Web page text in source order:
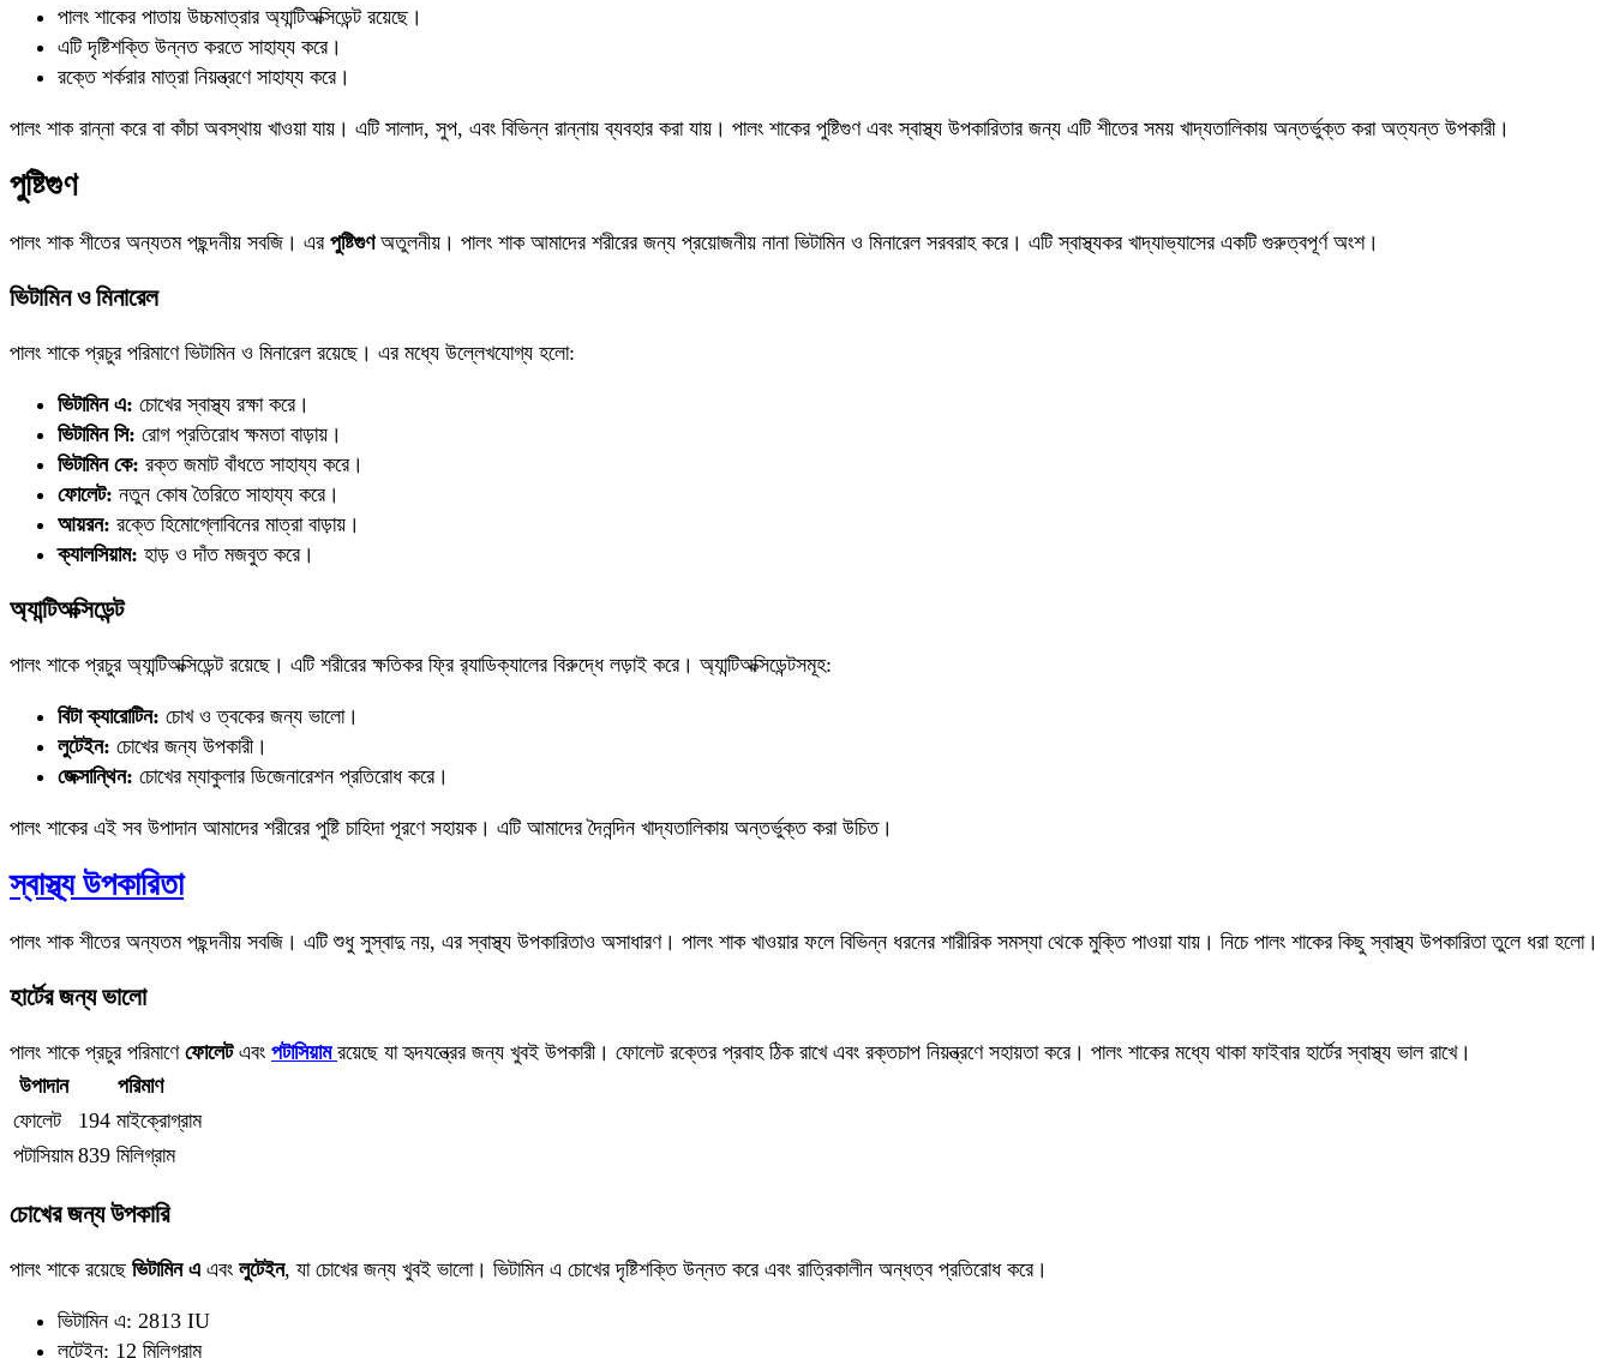
পালং শাকের পাতায় উচ্চমাত্রার অ্যান্টিঅক্সিডেন্ট রয়েছে।
এটি দৃষ্টিশক্তি উন্নত করতে সাহায্য করে।
রক্তে শর্করার মাত্রা নিয়ন্ত্রণে সাহায্য করে।
পালং শাক রান্না করে বা কাঁচা অবস্থায় খাওয়া যায়। এটি সালাদ, সুপ, এবং বিভিন্ন রান্নায় ব্যবহার করা যায়। পালং শাকের পুষ্টিগুণ এবং স্বাস্থ্য উপকারিতার জন্য এটি শীতের সময় খাদ্যতালিকায় অন্তর্ভুক্ত করা অত্যন্ত উপকারী।
পুষ্টিগুণ
পালং শাক শীতের অন্যতম পছন্দনীয় সবজি। এর পুষ্টিগুণঅতুলনীয়। পালং শাক আমাদের শরীরের জন্য প্রয়োজনীয় নানা ভিটামিন ও মিনারেল সরবরাহ করে। এটি স্বাস্থ্যকর খাদ্যাভ্যাসের একটি গুরুত্বপূর্ণ অংশ।
ভিটামিন ও মিনারেল
পালং শাকে প্রচুর পরিমাণে ভিটামিন ও মিনারেল রয়েছে। এর মধ্যে উল্লেখযোগ্য হলো:
ভিটামিন এ: চোখের স্বাস্থ্য রক্ষা করে।
ভিটামিন সি: রোগ প্রতিরোধ ক্ষমতা বাড়ায়।
ভিটামিন কে: রক্ত জমাট বাঁধতে সাহায্য করে।
ফোলেট: নতুন কোষ তৈরিতে সাহায্য করে।
আয়রন: রক্তে হিমোগ্লোবিনের মাত্রা বাড়ায়।
ক্যালসিয়াম: হাড় ও দাঁত মজবুত করে।
অ্যান্টিঅক্সিডেন্ট
পালং শাকে প্রচুর অ্যান্টিঅক্সিডেন্ট রয়েছে। এটি শরীরের ক্ষতিকর ফ্রি র‌্যাডিক্যালের বিরুদ্ধে লড়াই করে। অ্যান্টিঅক্সিডেন্টসমূহ:
বিটা ক্যারোটিন: চোখ ও ত্বকের জন্য ভালো।
লুটেইন: চোখের জন্য উপকারী।
জেক্সান্থিন: চোখের ম্যাকুলার ডিজেনারেশন প্রতিরোধ করে।
পালং শাকের এই সব উপাদান আমাদের শরীরের পুষ্টি চাহিদা পূরণে সহায়ক। এটি আমাদের দৈনন্দিন খাদ্যতালিকায় অন্তর্ভুক্ত করা উচিত।
স্বাস্থ্য উপকারিতা
পালং শাক শীতের অন্যতম পছন্দনীয় সবজি। এটি শুধু সুস্বাদু নয়, এর স্বাস্থ্য উপকারিতাও অসাধারণ। পালং শাক খাওয়ার ফলে বিভিন্ন ধরনের শারীরিক সমস্যা থেকে মুক্তি পাওয়া যায়। নিচে পালং শাকের কিছু স্বাস্থ্য উপকারিতা তুলে ধরা হলো।
হার্টের জন্য ভালো
পালং শাকে প্রচুর পরিমাণে ফোলেটএবং পটাসিয়াম রয়েছে যা হৃদযন্ত্রের জন্য খুবই উপকারী। ফোলেট রক্তের প্রবাহ ঠিক রাখে এবং রক্তচাপ নিয়ন্ত্রণে সহায়তা করে। পালং শাকের মধ্যে থাকা ফাইবার হার্টের স্বাস্থ্য ভাল রাখে।
উপাদান
পরিমাণ
ফোলেট
194 মাইক্রোগ্রাম
পটাসিয়াম 839 মিলিগ্রাম
চোখের জন্য উপকারি
পালং শাকে রয়েছে ভিটামিন এ এবং লুটেইন, যা চোখের জন্য খুবই ভালো। ভিটামিন এ চোখের দৃষ্টিশক্তি উন্নত করে এবং রাত্রিকালীন অন্ধত্ব প্রতিরোধ করে।
ভিটামিন এ: 2813 IU
লুটেইন: 12 মিলিগ্রাম